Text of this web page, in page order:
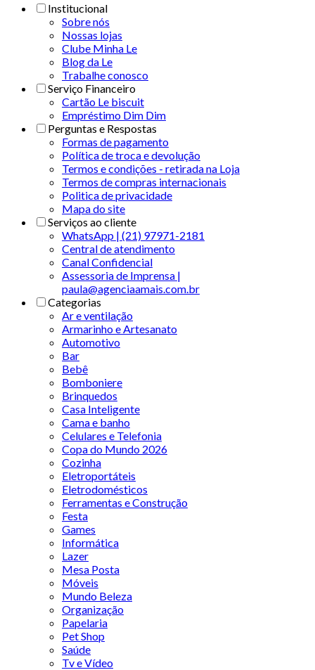
Institucional
Sobre nós
Nossas lojas
Clube Minha Le
Blog da Le
Trabalhe conosco
Serviço Financeiro
Cartão Le biscuit
Empréstimo Dim Dim
Perguntas e Respostas
Formas de pagamento
Política de troca e devolução
Termos e condições - retirada na Loja
Termos de compras internacionais
Politica de privacidade
Mapa do site
Serviços ao cliente
WhatsApp | (21) 97971-2181
Central de atendimento
Canal Confidencial
Assessoria de Imprensa |
paula@agenciaamais.com.br
Categorias
Ar e ventilação
Armarinho e Artesanato
Automotivo
Bar
Bebê
Bomboniere
Brinquedos
Casa Inteligente
Cama e banho
Celulares e Telefonia
Copa do Mundo 2026
Cozinha
Eletroportáteis
Eletrodomésticos
Ferramentas e Construção
Festa
Games
Informática
Lazer
Mesa Posta
Móveis
Mundo Beleza
Organização
Papelaria
Pet Shop
Saúde
Tv e Vídeo